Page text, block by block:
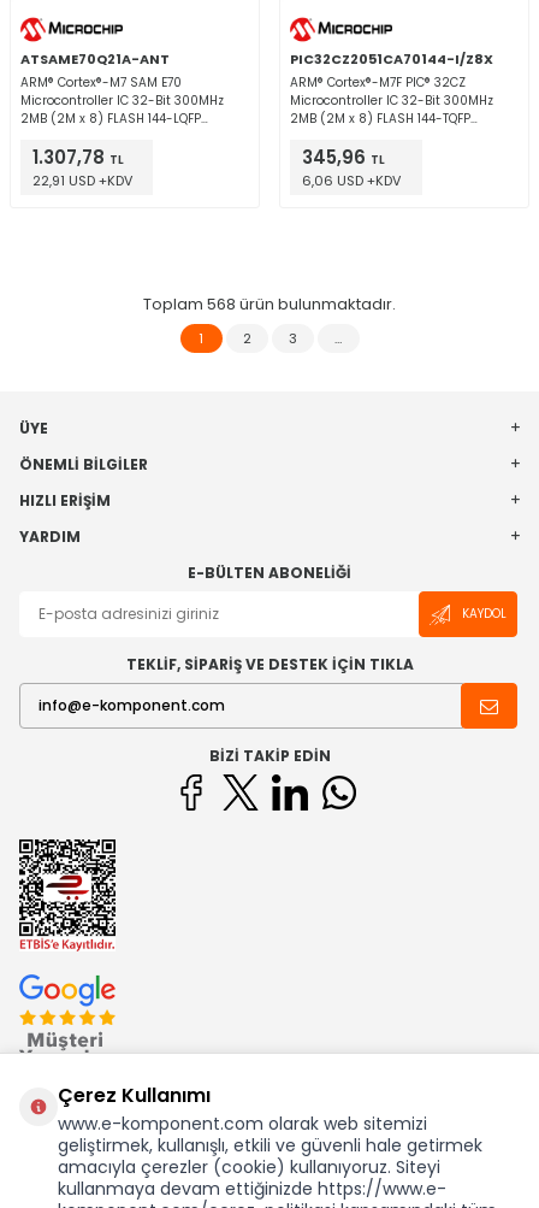
ATSAME70Q21A-ANT
ARM® Cortex®-M7 SAM E70
Microcontroller IC 32-Bit 300MHz
2MB (2M x 8) FLASH 144-LQFP
1.307,78 TL
22,91 USD +KDV
PIC32CZ2051CA70144-I/Z8X
ARM® Cortex®-M7F PIC® 32CZ
Microcontroller IC 32-Bit 300MHz
2MB (2M x 8) FLASH 144-TQFP
345,96 TL
6,06 USD +KDV
Toplam 568 ürün bulunmaktadır.
1 2 3 …
ÜYE
ÖNEMLI BILGILER
HIZLI ERIŞIM
YARDIM
E-BÜLTEN ABONELIĞI
KAYDOL
TEKLİF, SİPARİŞ VE DESTEK İÇİN TIKLA
BIZI TAKIP EDIN
Ekom Elk. Elektronik San. ve Tic. A.Ş.'nin Tescilli Bir Markasıdır
Çerez Kullanımı
www.e-komponent.com olarak web sitemizi
geliştirmek, kullanışlı, etkili ve güvenli hale getirmek
amacıyla çerezler (cookie) kullanıyoruz. Siteyi
kullanmaya devam ettiğinizde https://www.e-